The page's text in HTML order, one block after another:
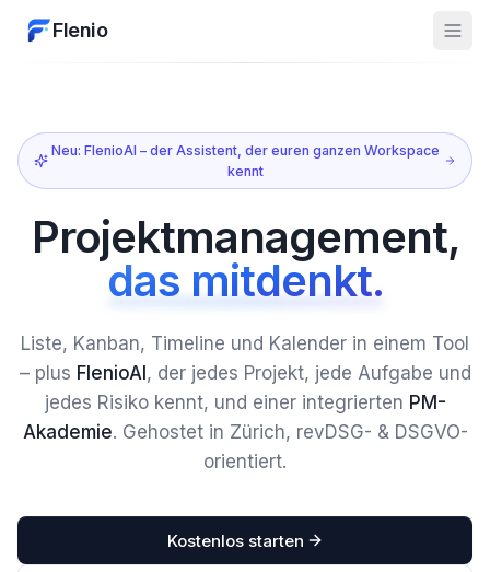
Flenio
Neu: FlenioAI – der Assistent, der euren ganzen Workspace
kennt
Projektmanagement,
das mitdenkt.
Liste, Kanban, Timeline und Kalender in einem Tool
– plus FlenioAI , der jedes Projekt, jede Aufgabe und
jedes Risiko kennt, und einer integrierten PM-
Akademie. Gehostet in Zürich, revDSG- & DSGVO-
orientiert.
Kostenlos starten